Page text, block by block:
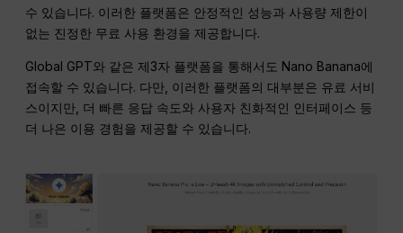
수 있습니다. 이러한 플랫폼은 안정적인 성능과 사용량 제한이
없는 진정한 무료 사용 환경을 제공합니다.
Global GPT와 같은 제3자 플랫폼을 통해서도 Nano Banana에
접속할 수 있습니다. 다만, 이러한 플랫폼의 대부분은 유료 서비
스이지만, 더 빠른 응답 속도와 사용자 친화적인 인터페이스 등
더 나은 이용 경험을 제공할 수 있습니다.